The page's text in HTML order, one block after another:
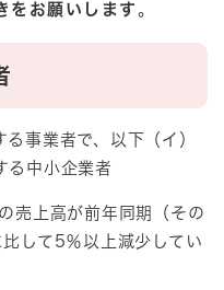
をお願いします 。
事業者で、以下（イ）
る中小企業者
売上高が前年同期（その
して5％以上減少してい